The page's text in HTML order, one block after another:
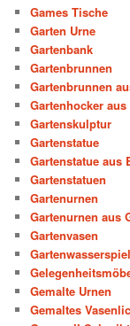
Games Tische
Garten Urne
Gartenbank
Gartenbrunnen
Gartenbrunnen
Gartenhocker
Gartenskulptur
Gartenstatue
Gartenstatue aus
Gartenstatuen
Gartenurnen
Gartenurnen aus
Gartenvasen
Gartenwasserspiel
Gemalte Urnen
Gemaltes